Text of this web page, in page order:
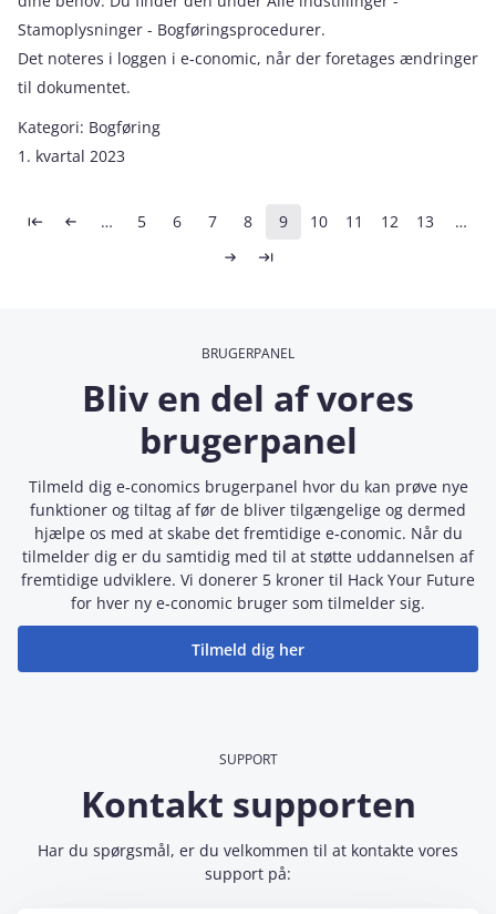
Stamoplysninger - Bogføringsprocedurer.
Det noteres i loggen i e‑conomic, når der foretages ændringer
til dokumentet.
Kategori: Bogføring
1. kvartal 2023
Sideinddeling
Første sideForrige side
…
Side
5
Side
6
Side
7
Side
8
Side
9
Side
10
Side
11
Side
12
Side
13 …
BRUGERPANEL
Bliv en del af vores
brugerpanel
Tilmeld dig e‑conomics brugerpanel hvor du kan prøve nye
funktioner og tiltag af før de bliver tilgængelige og dermed
hjælpe os med at skabe det fremtidige e‑conomic. Når du
tilmelder dig er du samtidig med til at støtte uddannelsen af
fremtidige udviklere. Vi donerer 5 kroner til Hack Your Future
for hver ny e‑conomic bruger som tilmelder sig.
Tilmeld dig her
SUPPORT
Kontakt supporten
Har du spørgsmål, er du velkommen til at kontakte vores
support på: